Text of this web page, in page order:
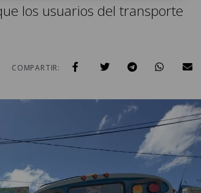
los usuarios del transporte
COMPARTIR: